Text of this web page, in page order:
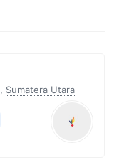
, Sumatera Utara